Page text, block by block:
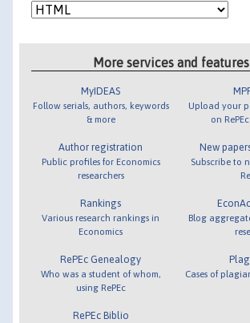
More services and features
MyIDEAS
Follow serials, authors, keywords
& more
Author registration
Public profiles for Economics
researchers
Rankings
Various research rankings in
Economics
RePEc Genealogy
Who was a student of whom,
using RePEc
RePEc Biblio
Upload your
on
New
Subscribe to
Blog
Cases of